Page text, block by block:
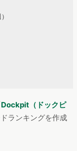
Dockpit（ドックピ
ランキングを作成